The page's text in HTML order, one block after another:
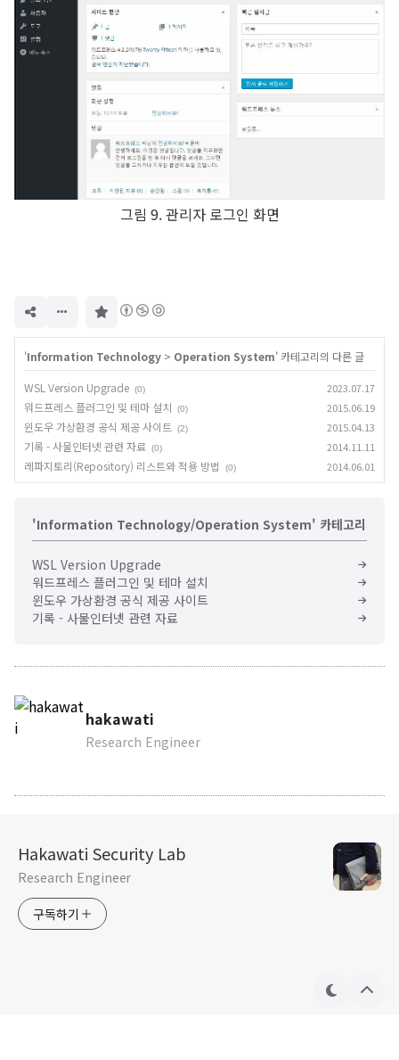
그림 9. 관리자 로그인 화면
'Information Technology > Operation System' 카테고리의 다른 글
WSL Version Upgrade (0) 2023.07.17
워드프레스 플러그인 및 테마 설치 (0) 2015.06.19
윈도우 가상환경 공식 제공 사이트 (2) 2015.04.13
기록 - 사물인터넷 관련 자료 (0) 2014.11.11
레파지토리(Repository) 리스트와 적용 방법 (0) 2014.06.01
'Information Technology/Operation System' 카테고리의 다
WSL Version Upgrade
워드프레스 플러그인 및 테마 설치
윈도우 가상환경 공식 제공 사이트
기록 - 사물인터넷 관련 자료
hakawati
Research Engineer
Hakawati Security Lab
Research Engineer
구독하기
테
상